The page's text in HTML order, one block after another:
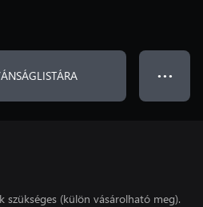
● ● ●
szükséges (külön vásárolható meg).